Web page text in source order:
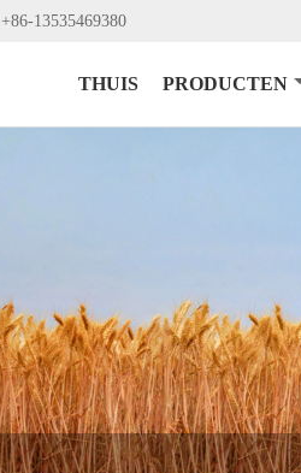
+86-13535469380
THUIS PRODUCTEN